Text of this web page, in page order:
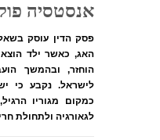
אנסטסיה
פסק הדין עוסק
האג, כאשר ילד
הוחזר, ובהמשך
לישראל. נקבע כי
כמקום מגוריו
לגאורגיה ולתחולת